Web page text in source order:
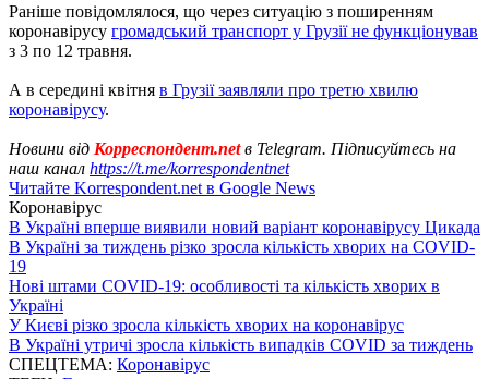
Раніше повідомлялося, що через ситуацію з поширенням
коронавірусу громадський транспорт у Грузії не функціонував
з 3 по 12 травня.
А в середині квітня в Грузії заявляли про третю хвилю
коронавірусу.
Новини від Корреспондент.netв Telegram. Підписуйтесь на
наш канал https://t.me/korrespondentnet
Читайте Korrespondent.net в Google News
Коронавірус
В Україні вперше виявили новий варіант коронавірусу Цикада
В Україні за тиждень різко зросла кількість хворих на COVID-
19
Нові штами COVID-19: особливості та кількість хворих в
Україні
У Києві різко зросла кількість хворих на коронавірус
В Україні утричі зросла кількість випадків COVID за тиждень
СПЕЦТЕМА: Коронавірус